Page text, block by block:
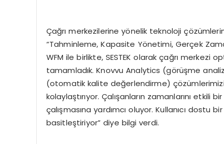
Çağrı merkezilerine yönelik teknoloji
“Tahminleme, Kapasite Yönetimi, Gerçek
WFM ile birlikte, SESTEK olarak çağrı
tamamladık. Knovvu Analytics (görüşme
(otomatik kalite değerlendirme) çözümlerimizi
kolaylaştırıyor. Çalışanların zamanlarını
çalışmasına yardımcı oluyor. Kullanıcı dostu
basitleştiriyor” diye bilgi verdi.